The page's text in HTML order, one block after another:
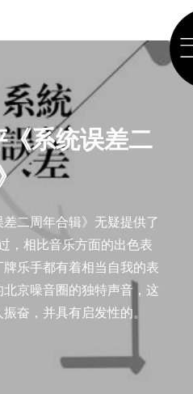
系统误差二
二周年合辑》无疑提供了
，相比音乐方面的出色表
乐手都有着相当自我的表
京噪音圈的独特声音，这
奋，并具有启发性的。